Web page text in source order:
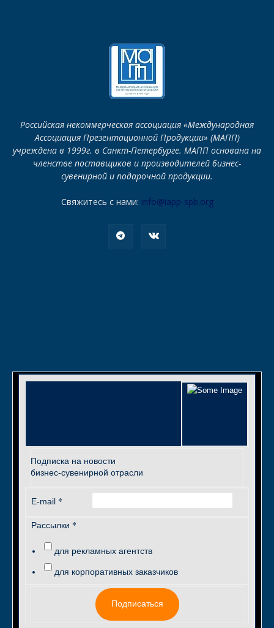
Российская некоммерческая ассоциация «Международная
Ассоциация Презентационной Продукции» (МАПП)
учреждена в 1999г. в Санкт-Петербурге. МАПП основана на
членстве поставщиков и производителей бизнес-
сувенирной и подарочной продукции.
Свяжитесь с нами: info@iapp-spb.org
Подписка на новости
бизнес-сувенирной отрасли
E-mail *
Рассылки *
для рекламных агентств
для корпоративных заказчиков
Подписаться